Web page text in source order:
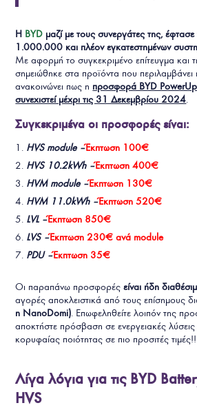
Η BYD μαζί με τους συνεργάτες της,
1.000.000 και πλέον εγκατεστημένων
Με αφορμή το συγκεκριμένο επίτευγμα και
σημειώθηκε στα προϊόντα που
ανακοινώνει πως η προσφορά BYD PowerUp
συνεχιστεί μέχρι τις 31 Δεκεμβρίου 2024.
Συγκεκριμένα οι προσφορές είναι:
HVS module – Έκπτωση 100€
HVS 10.2kWh – Έκπτωση 400€
HVM module – Έκπτωση 130€
HVΜ 11.0kWh – Έκπτωση 520€
LVL –Έκπτωση 850€
LVS – Έκπτωση 230€ ανά module
PDU – Έκπτωση 35€
Οι παραπάνω προσφορέςείναι ήδη
αγορές αποκλειστικά από τους επίσημους
η NanoDomi). Επωφεληθείτε λοιπόν της
αποκτήστε πρόσβαση σε ενεργειακές
κορυφαίας ποιότητας σε πιο προσιτές
Λίγα λόγια για τις BYD
HVS